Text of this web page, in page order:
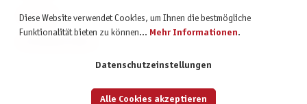
SERVICE
Diese Website verwendet Cookies, um Ihnen die bestmögliche
Funktionalität bieten zu können... Mehr Informationen.
Datenschutzeinstellungen
Alle Cookies akzeptieren